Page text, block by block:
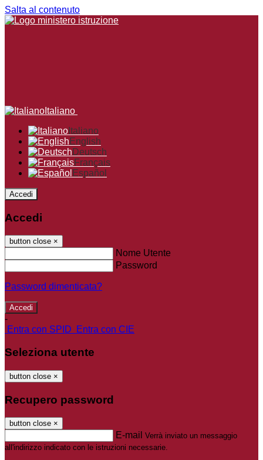
Salta al contenuto
Italiano
Italiano
English
Deutsch
Français
Español
Accedi
Accedi
button close ×
Nome Utente
Password
Password dimenticata?
-
Entra con SPID
Entra con CIE
Seleziona utente
button close ×
Recupero password
button close ×
E-mail Verrà inviato un messaggio
all'indirizzo indicato con le istruzioni necessarie.